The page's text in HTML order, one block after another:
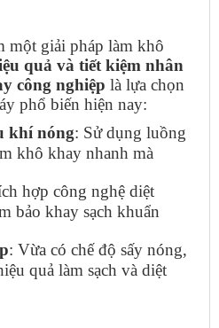
một giải pháp làm khô
quả và tiết kiệm nhân
công nghiệp là lựa chọn
phổ biến hiện nay:
khí nóng: Sử dụng luồng
khô khay nhanh mà
hợp công nghệ diệt
bảo khay sạch khuẩn
: Vừa có chế độ sấy nóng,
quả làm sạch và diệt